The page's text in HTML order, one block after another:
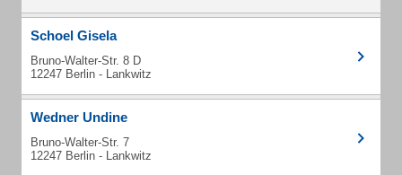
Schoel Gisela
Bruno-Walter-Str. 8 D
12247 Berlin - Lankwitz
Wedner Undine
Bruno-Walter-Str. 7
12247 Berlin - Lankwitz